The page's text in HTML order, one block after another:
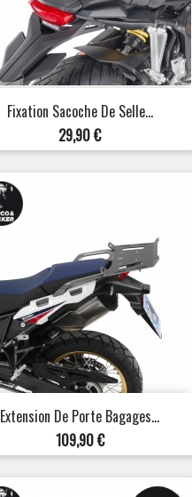
Fixation Sacoche De Selle...
Prix
29,90 €
Extension De Porte Bagages...
Prix
109,90 €